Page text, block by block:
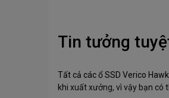
Tin tưởng
Tất cả các ổ SSD Verico
khi xuất xưởng, vì vậy bạn